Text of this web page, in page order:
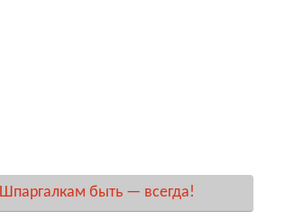
Шпаргалкам быть — всегда!